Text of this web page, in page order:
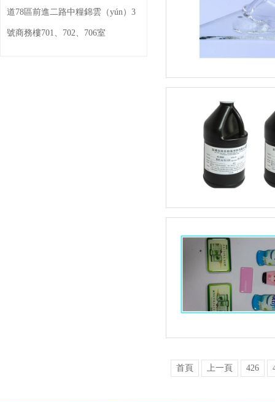
道78區前進二路中糧錦雲（yún）3
號商務樓701、702、706室
首頁 上一頁 426